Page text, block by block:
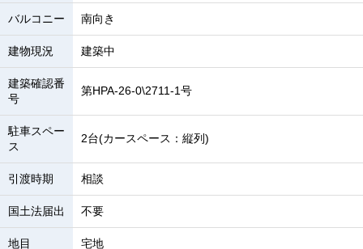
バルコニー 南向き
建物現況 建築中
建築確認番
号
第HPA-26-0\2711-1号
駐車スペー
ス
2台(カースペース：縦列)
引渡時期 相談
国土法届出 不要
地目 宅地